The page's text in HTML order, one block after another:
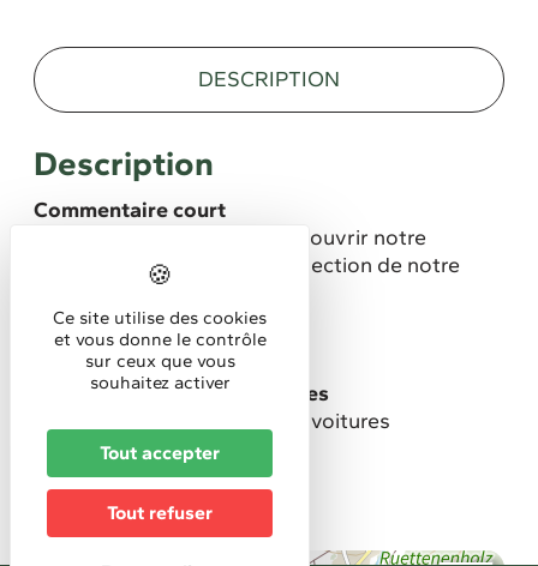
DESCRIPTION
Description
Commentaire court
Une façon conviviale de découvrir notre
savoir-faire autour d’une sélection de notre
Altitude (m) :
Stationnement pour véhicules
Parking privé gratuit pour voitures
Membre de
Les Etoiles d'Alsace
Ce site utilise des cookies
et vous donne le contrôle
sur ceux que vous
souhaitez activer
Tout accepter
Tout refuser